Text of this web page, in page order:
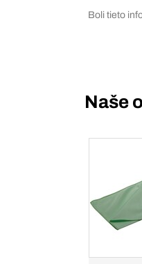
Boli tieto
Naše